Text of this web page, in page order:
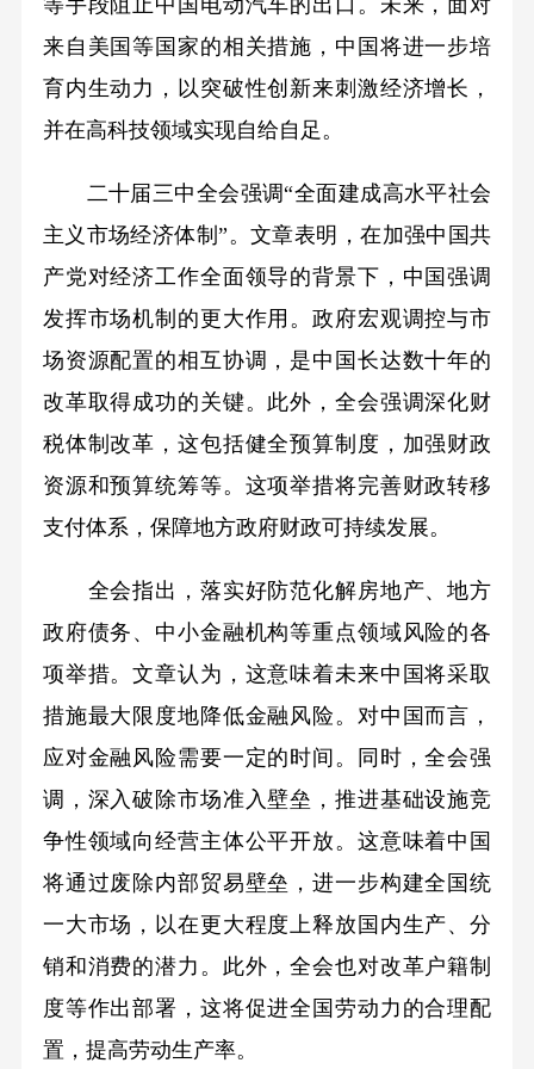
等手段阻止中国电动汽车的出口。未来，面对
来自美国等国家的相关措施，中国将进一步培
育内生动力，以突破性创新来刺激经济增长，
并在高科技领域实现自给自足。
二十届三中全会强调“全面建成高水平社会
主义市场经济体制”。文章表明，在加强中国共
产党对经济工作全面领导的背景下，中国强调
发挥市场机制的更大作用。政府宏观调控与市
场资源配置的相互协调，是中国长达数十年的
改革取得成功的关键。此外，全会强调深化财
税体制改革，这包括健全预算制度，加强财政
资源和预算统筹等。这项举措将完善财政转移
支付体系，保障地方政府财政可持续发展。
全会指出，落实好防范化解房地产、地方
政府债务、中小金融机构等重点领域风险的各
项举措。文章认为，这意味着未来中国将采取
措施最大限度地降低金融风险。对中国而言，
应对金融风险需要一定的时间。同时，全会强
调，深入破除市场准入壁垒，推进基础设施竞
争性领域向经营主体公平开放。这意味着中国
将通过废除内部贸易壁垒，进一步构建全国统
一大市场，以在更大程度上释放国内生产、分
销和消费的潜力。此外，全会也对改革户籍制
度等作出部署，这将促进全国劳动力的合理配
置，提高劳动生产率。